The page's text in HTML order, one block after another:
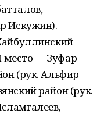
Искужин).
место — Зуфар
(рук. Альфир
район (рук.